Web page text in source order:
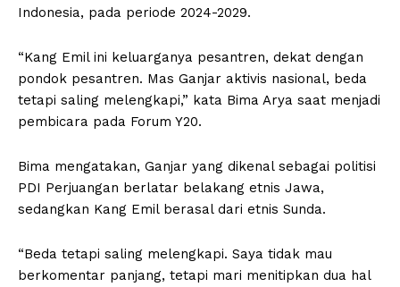
Indonesia, pada periode 2024-2029.
“Kang Emil ini keluarganya pesantren, dekat dengan
pondok pesantren. Mas Ganjar aktivis nasional, beda
tetapi saling melengkapi,” kata Bima Arya saat menjadi
pembicara pada Forum Y20.
Bima mengatakan, Ganjar yang dikenal sebagai politisi
PDI Perjuangan berlatar belakang etnis Jawa,
sedangkan Kang Emil berasal dari etnis Sunda.
“Beda tetapi saling melengkapi. Saya tidak mau
berkomentar panjang, tetapi mari menitipkan dua hal